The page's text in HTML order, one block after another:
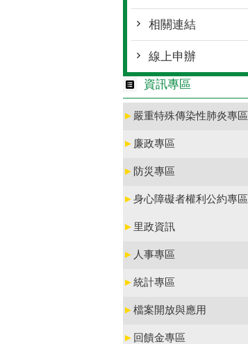
相關連結
線上申辦
資訊專區
► 嚴重特殊傳染性肺炎專區
► 廉政專區
► 防災專區
►身心障礙者權利公約專區
► 里政資訊
► 人事專區
►統計專區
►檔案開放與應用
► 回饋金專區